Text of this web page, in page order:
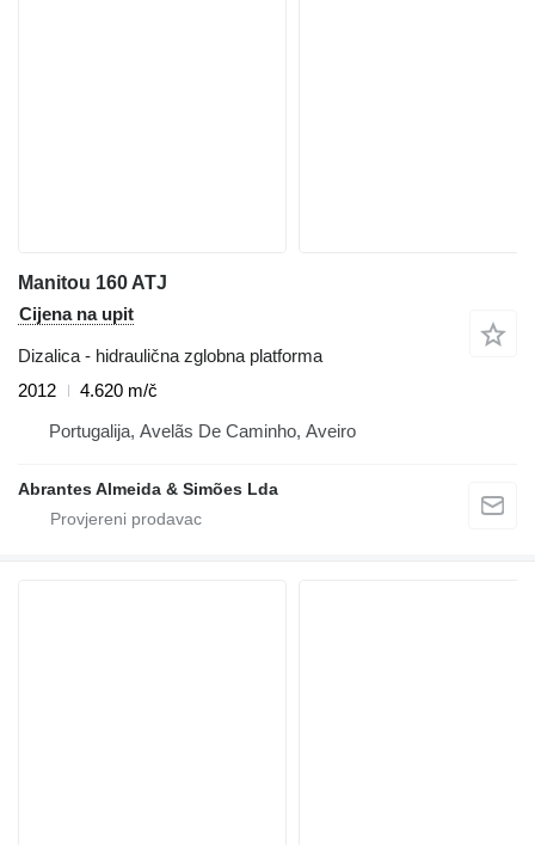
Manitou 160 ATJ
Cijena na upit
Dizalica - hidraulična zglobna platforma
2012
4.620 m/č
Portugalija, Avelãs De Caminho, Aveiro
Abrantes Almeida & Simões Lda